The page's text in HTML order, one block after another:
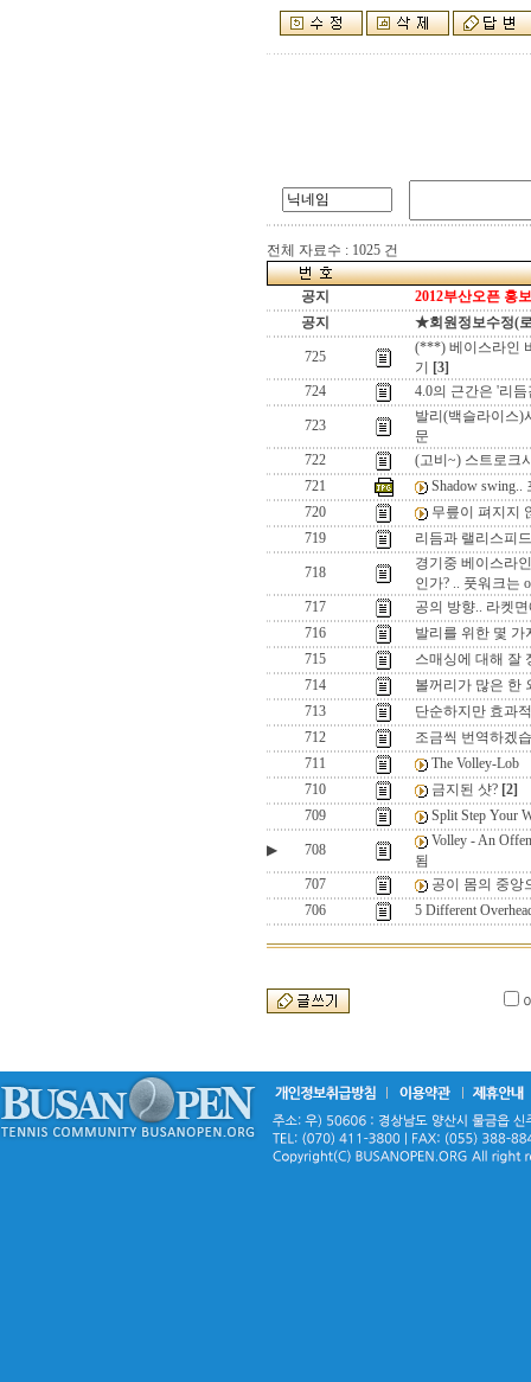
전체 자료수 : 1025 건
공지
2012부산오픈 홍
공지
★회원정보수정(
725
(***) 베이스라인
기
[3]
724
4.0의 근간은 '리
723
발리(백슬라이스)
문
722
(고비~) 스트로크
721
Shadow
720
무릎이 펴지지
719
리듬과 랠리스피드
718
경기중 베이스라
인가? .. 풋워크는
717
공의 방향.. 라켓
716
발리를 위한 몇 가
715
스매싱에 대해 잘
714
볼꺼리가 많은 한
713
단순하지만 효과
712
조금씩 번역하겠
711
The Volley-Lob
710
금지된 샷? [2]
709
Split Step Your
▶ 708
Volley - An
됨
707
공이 몸의 중앙
706
5 Different